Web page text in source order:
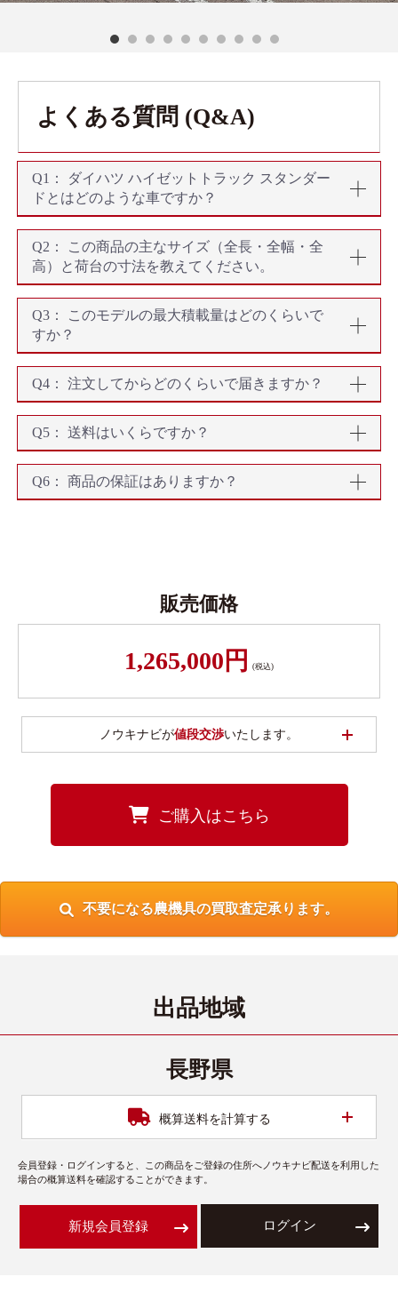
よくある質問 (Q&A)
Q1： ダイハツ ハイゼットトラック スタンダー
ドとはどのような車ですか？
Q2： この商品の主なサイズ（全長・全幅・全
高）と荷台の寸法を教えてください。
Q3： このモデルの最大積載量はどのくらいで
すか？
Q4： 注文してからどのくらいで届きますか？
Q5： 送料はいくらですか？
Q6： 商品の保証はありますか？
販売価格
1,265,000円 (税込)
ノウキナビが値段交渉いたします。
ご購入はこちら
不要になる農機具の買取査定承ります。
出品地域
長野県
概算送料を計算する
会員登録・ログインすると、この商品をご登録の住所へノウキナビ配送を利用した
場合の概算送料を確認することができます。
新規会員登録 ログイン